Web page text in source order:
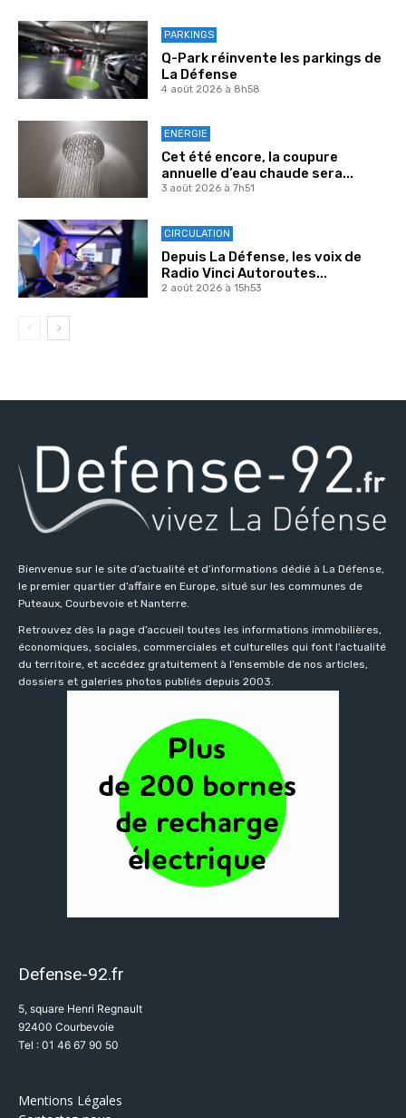
PARKINGS
Q-Park réinvente les parkings de
La Défense
4 août 2026 à 8h58
ENERGIE
Cet été encore, la coupure
annuelle d’eau chaude sera...
3 août 2026 à 7h51
CIRCULATION
Depuis La Défense, les voix de
Radio Vinci Autoroutes...
2 août 2026 à 15h53
Bienvenue sur le site d’actualité et d’informations dédié à La Défense,
le premier quartier d’affaire en Europe, situé sur les communes de
Puteaux, Courbevoie et Nanterre.
Retrouvez dès la page d’accueil toutes les informations immobilières,
économiques, sociales, commerciales et culturelles qui font l’actualité
du territoire, et accédez gratuitement à l’ensemble de nos articles,
dossiers et galeries photos publiés depuis 2003.
Defense-92.fr
5, square Henri Regnault
92400 Courbevoie
Tel : 01 46 67 90 50
Mentions Légales